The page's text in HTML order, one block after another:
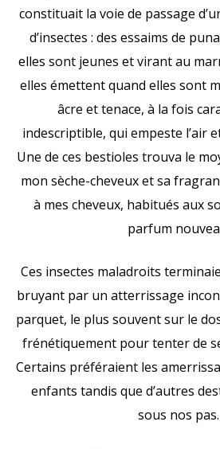
constituait la voie de passage
d’insectes : des essaims de
elles sont jeunes et virant au
elles émettent quand elles sont
âcre et tenace, à la fois
indescriptible, qui empeste l’air
Une de ces bestioles trouva le
mon sèche-cheveux et sa
à mes cheveux, habitués aux
parfum
Ces insectes maladroits
bruyant par un atterrissage
parquet, le plus souvent sur le
frénétiquement pour tenter de
Certains préféraient les
enfants tandis que d’autres
sous nos pas.